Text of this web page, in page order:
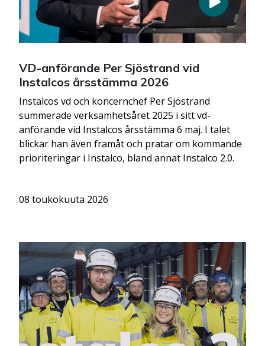
VD-anförande Per Sjöstrand vid
Instalcos årsstämma 2026
Instalcos vd och koncernchef Per Sjöstrand
summerade verksamhetsåret 2025 i sitt vd-
anförande vid Instalcos årsstämma 6 maj. I talet
blickar han även framåt och pratar om kommande
prioriteringar i Instalco, bland annat Instalco 2.0.
08 toukokuuta 2026